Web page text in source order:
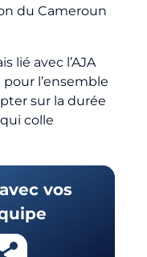
du Cameroun
lié avec l’AJA
pour l’ensemble
sur la durée
colle
vos